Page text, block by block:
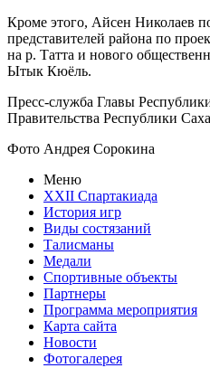
Кроме этого, Айсен Николаев
представителей района по
на р. Татта и нового
Ытык Кюёль.
Пресс-служба Главы
Правительства Республики
Фото Андрея Сорокина
Меню
XXII Спартакиада
История игр
Виды состязаний
Талисманы
Медали
Спортивные объекты
Партнеры
Программа мероприятия
Карта сайта
Новости
Фотогалерея